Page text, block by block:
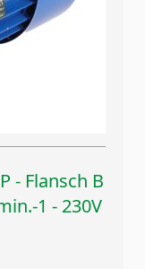
- Flansch B
1 - 230V